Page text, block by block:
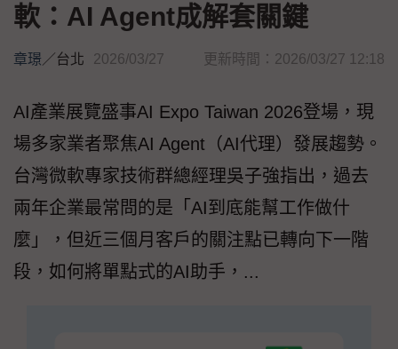
軟：AI Agent成解套關鍵
章璟 ／台北 2026/03/27 更新時間：2026/03/27 12:18
AI產業展覽盛事AI Expo Taiwan 2026登場，現
場多家業者聚焦AI Agent（AI代理）發展趨勢。
台灣微軟專家技術群總經理吳子強指出，過去
兩年企業最常問的是「AI到底能幫工作做什
麼」，但近三個月客戶的關注點已轉向下一階
段，如何將單點式的AI助手，...